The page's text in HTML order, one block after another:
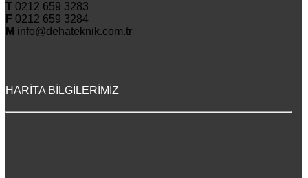
T 0212 659 3283
F 0212 659 3284
M info@dehateknik.com.tr
HARİTA BİLGİLERİMİZ